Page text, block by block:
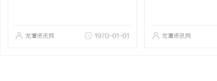
龙潭资讯网 1970-01-01 龙潭资讯网